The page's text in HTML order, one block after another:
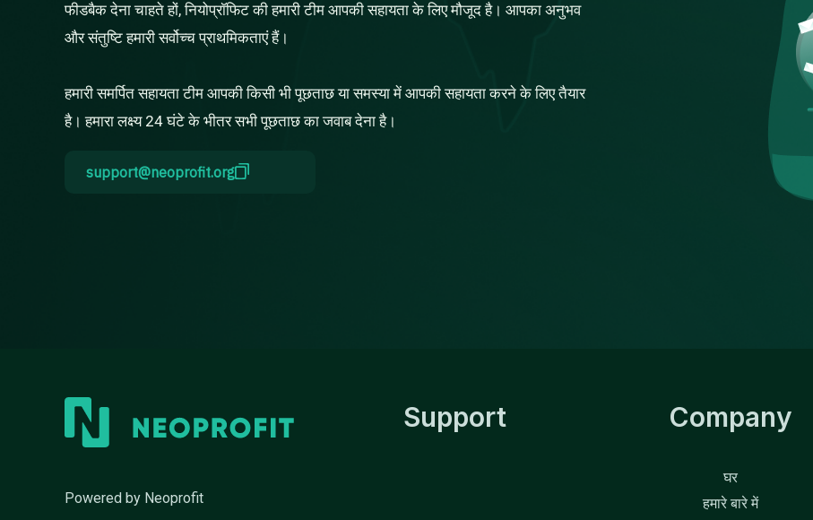
फीडबैक देना चाहते हों, नियोप्रॉफिट की हमारी टीम आपकी सहायता के लिए मौजूद है। आपका अनुभव
और संतुष्टि हमारी सर्वोच्च प्राथमिकताएं हैं।
हमारी समर्पित सहायता टीम आपकी किसी भी पूछताछ या समस्या में आपकी सहायता करने के लिए तैयार
है। हमारा लक्ष्य 24 घंटे के भीतर सभी पूछताछ का जवाब देना है।
support@neoprofit.org
Powered by Neoprofit
Support Company
घर
हमारे बारे में